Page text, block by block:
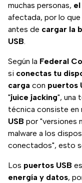
muchas personas,
afectada, por lo
antes de cargar la
USB.
Según la Federal
si conectas tu
carga con puertos
"juice jacking", una
técnica consiste en
USB por "versiones
malware a los
conectados", esto
Los puertos USB
energía y datos,